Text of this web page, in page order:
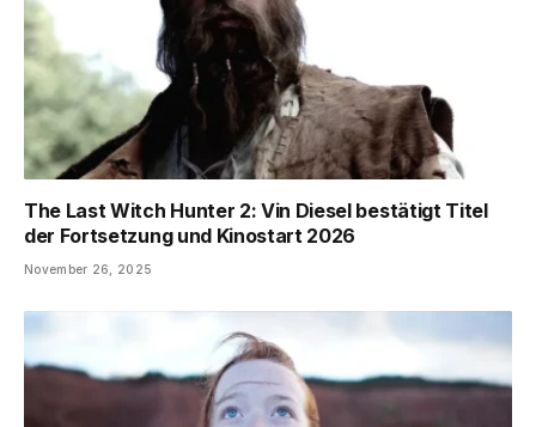
The Last Witch Hunter 2: Vin Diesel bestätigt Titel
der Fortsetzung und Kinostart 2026
November 26, 2025